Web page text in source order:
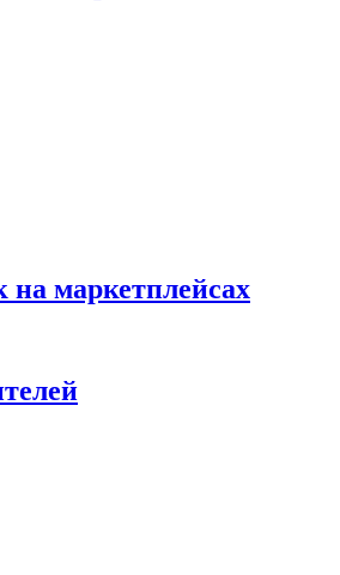
на маркетплейсах